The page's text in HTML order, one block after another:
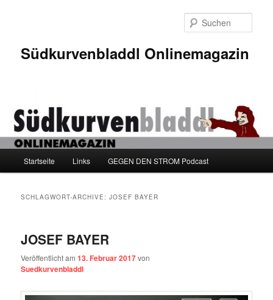
Südkurvenbladdl Onlinemagazin
Startseite Links GEGEN DEN STROM Podcast
SCHLAGWORT-ARCHIVE:JOSEF BAYER
JOSEF BAYER
Veröffentlicht am13. Februar 2017von
Suedkurvenbladdl